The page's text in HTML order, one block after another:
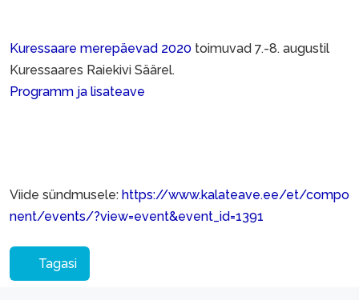
Kuressaare merepäevad 2020 toimuvad 7.-8. augustil
Kuressaares Raiekivi Säärel.
Programm ja lisateave
Viide sündmusele: https://www.kalateave.ee/et/compo
nent/events/?view=event&event_id=1391
Tagasi